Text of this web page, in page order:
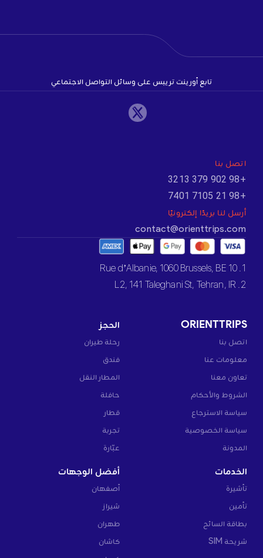
تابع أورينت تريبس على وسائل التواصل الاجتماعي
اتصل بنا
+98 902 379 3213
+98 21 7105 7401
أرسل لنا بريدًا إلكترونيًا
contact@orienttrips.com
1. 10 Rue d’Albanie, 1060 Brussels, BE
2. L2, 141 Taleghani St, Tehran, IR
ORIENTTRIPS
اتصل بنا
معلومات عنا
تعاون معنا
الشروط والأحكام
سياسة الاسترجاع
سياسة الخصوصية
المدونة
الحجز
رحلة طيران
فندق
المطار النقل
حافلة
قطار
تجربة
عبّارة
الخدمات
تأشيرة
تأمين
بطاقة السائح
شريحة SIM
أفضل الوجهات
أصفهان
شيراز
طهران
كاشان